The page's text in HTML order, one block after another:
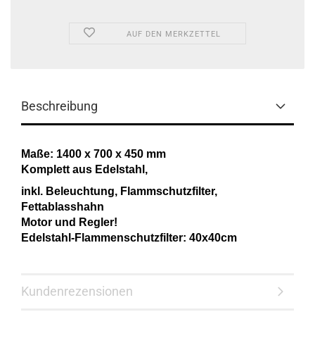
AUF DEN MERKZETTEL
Beschreibung
Maße: 1400 x 700 x 450 mm
Komplett aus Edelstahl,
inkl. Beleuchtung, Flammschutzfilter,
Fettablasshahn
Motor und Regler!
Edelstahl-Flammenschutzfilter: 40x40cm
Kundenrezensionen